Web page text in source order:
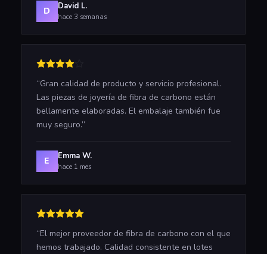
D David L.
hace 3 semanas
“Gran calidad de producto y servicio profesional.
Las piezas de joyería de fibra de carbono están
bellamente elaboradas. El embalaje también fue
muy seguro.”
E Emma W.
hace 1 mes
“El mejor proveedor de fibra de carbono con el que
hemos trabajado. Calidad consistente en lotes